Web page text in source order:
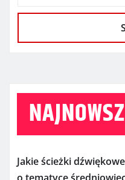
Jakie ścieżki